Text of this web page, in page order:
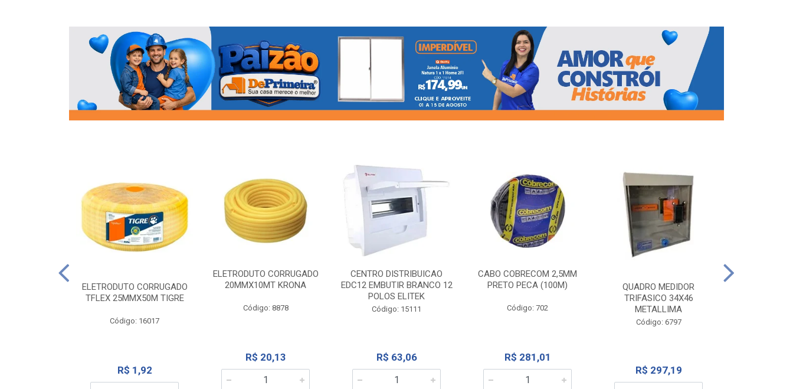
ELETRODUTO CORRUGADO
TFLEX 25MMX50M TIGRE
Código: 16017
R$ 1,92
ELETRODUTO CORRUGADO
20MMX10MT KRONA
Código: 8878
R$ 20,13
CENTRO DISTRIBUICAO
EDC12 EMBUTIR BRANCO 12
POLOS ELITEK
Código: 15111
R$ 63,06
CABO COBRECOM 2,5MM
PRETO PECA (100M)
Código: 702
R$ 281,01
QUADRO MEDIDOR
TRIFASICO 34X46
METALLIMA
Código: 6797
R$ 297,19